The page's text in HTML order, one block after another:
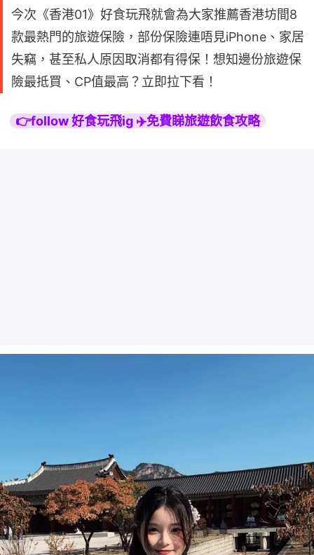
今次《香港01》好食玩飛就會為大家推薦香港坊間8
款最熱門的旅遊保險，部份保險連唔見iPhone、家居
失竊，甚至私人原因取消都有得保！想知邊份旅遊保
險最抵買、CP值最高？立即拉下看！
👉follow 好食玩飛ig ✈️免費睇旅遊飲食攻略